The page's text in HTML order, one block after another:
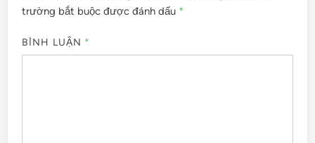
trường bắt buộc được đánh dấu *
BÌNH LUẬN *